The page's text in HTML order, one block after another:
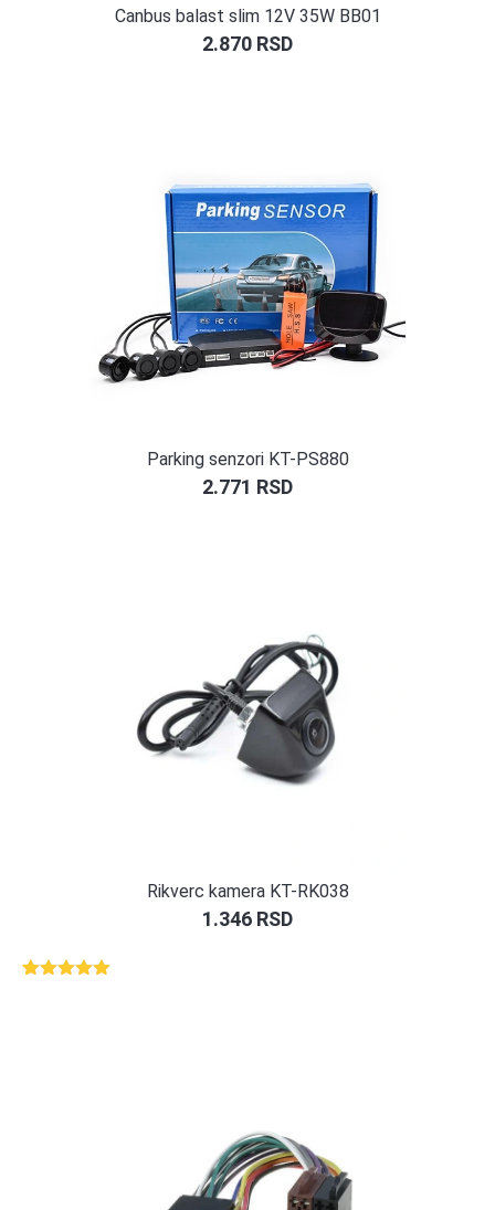
Canbus balast slim 12V 35W BB01
2.870 RSD
Parking senzori KT-PS880
2.771 RSD
Rikverc kamera KT-RK038
1.346 RSD